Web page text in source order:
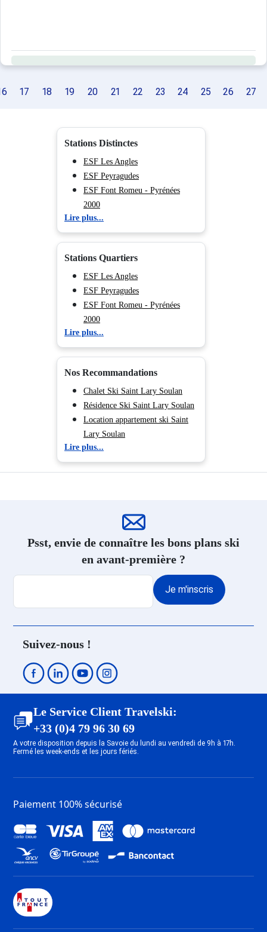
17 18 19 20 21 22 23 24 25 26 27
Stations Distinctes
ESF Les Angles
ESF Peyragudes
ESF Font Romeu - Pyrénées
2000
ESF Ax les Thermes
ESF La Mongie
Lire plus...
Stations Quartiers
ESF Les Angles
ESF Peyragudes
ESF Font Romeu - Pyrénées
2000
ESF Ax les Thermes
ESF La Mongie
Lire plus...
Nos Recommandations
Chalet Ski Saint Lary Soulan
Résidence Ski Saint Lary Soulan
Location appartement ski Saint
Lary Soulan
Hôtel Ski Saint Lary Soulan
Lire plus...
Psst, envie de connaître les bons plans ski
en avant-première ?
Je m'inscris
Suivez-nous !
Le Service Client Travelski:
+33 (0)4 79 96 30 69
A votre disposition depuis la Savoie du lundi au vendredi de 9h à 17h.
Fermé les week-ends et les jours fériés.
Paiement 100% sécurisé